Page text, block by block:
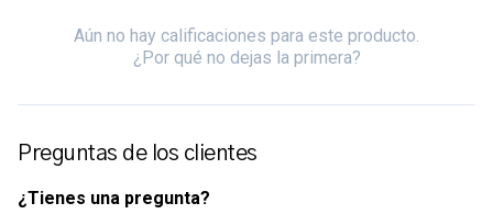
Aún no hay calificaciones para este producto.
¿Por qué no dejas la primera?
Preguntas de los clientes
¿Tienes una pregunta?